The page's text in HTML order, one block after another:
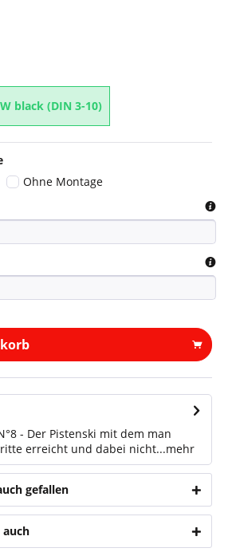
black (DIN 3-10)
Ohne Montage
- Der Pistenski mit dem man
erreicht und dabei nicht...mehr
gefallen